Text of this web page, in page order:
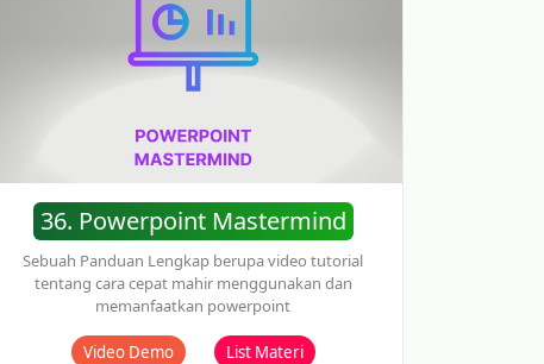
36. Powerpoint Mastermind
Sebuah Panduan Lengkap berupa video tutorial
tentang cara cepat mahir menggunakan dan
memanfaatkan powerpoint
Video Demo List Materi